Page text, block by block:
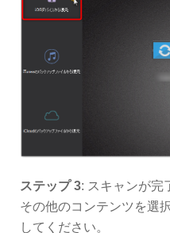
ステップ 3: スキャンが完
その他のコンテンツを選択
してください。